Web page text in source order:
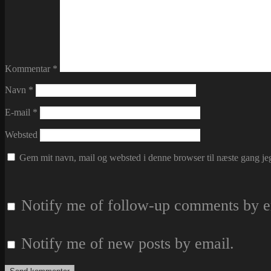
Kommentar *
Navn *
E-mail *
Websted
Gem mit navn, mail og websted i denne browser til næste gang
Notify me of follow-up comments by
Notify me of new posts by email.